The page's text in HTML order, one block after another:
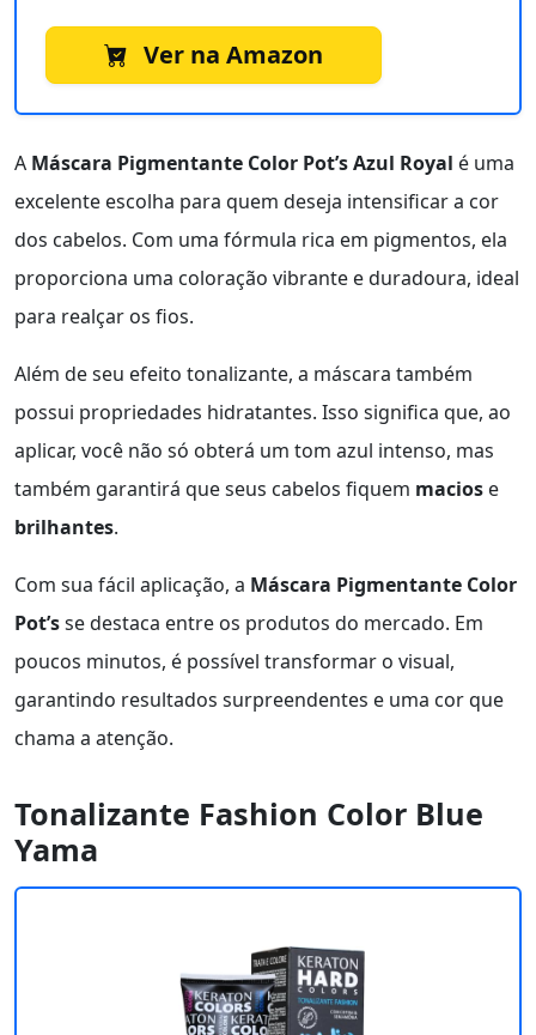
Ver na Amazon
A Máscara Pigmentante Color Pot’s Azul Royal é uma
excelente escolha para quem deseja intensificar a cor
dos cabelos. Com uma fórmula rica em pigmentos, ela
proporciona uma coloração vibrante e duradoura, ideal
para realçar os fios.
Além de seu efeito tonalizante, a máscara também
possui propriedades hidratantes. Isso significa que, ao
aplicar, você não só obterá um tom azul intenso, mas
também garantirá que seus cabelos fiquem macios e
brilhantes.
Com sua fácil aplicação, a Máscara Pigmentante Color
Pot’sse destaca entre os produtos do mercado. Em
poucos minutos, é possível transformar o visual,
garantindo resultados surpreendentes e uma cor que
chama a atenção.
Tonalizante Fashion Color Blue
Yama